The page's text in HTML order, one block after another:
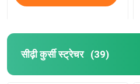
सीढ़ी कुर्सी स्ट्रेचर (39)